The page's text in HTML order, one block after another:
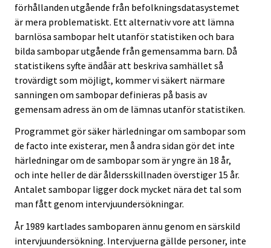
förhållanden utgående från befolkningsdatasystemet
är mera problematiskt. Ett alternativ vore att lämna
barnlösa sambopar helt utanför statistiken och bara
bilda sambopar utgående från gemensamma barn. Då
statistikens syfte ändåär att beskriva samhället så
trovärdigt som möjligt, kommer vi säkert närmare
sanningen om sambopar definieras på basis av
gemensam adress än om de lämnas utanför statistiken.
Programmet gör säker härledningar om sambopar som
de facto inte existerar, men å andra sidan gör det inte
härledningar om de sambopar som är yngre än 18 år,
och inte heller de där åldersskillnaden överstiger 15 år.
Antalet sambopar ligger dock mycket nära det tal som
man fått genom intervjuundersökningar.
År 1989 kartlades samboparen ännu genom en särskild
intervjuundersökning. Intervjuerna gällde personer, inte